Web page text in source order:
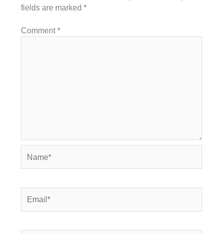
fields are marked *
Comment*